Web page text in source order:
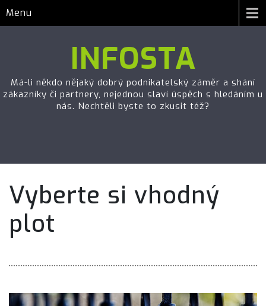
Menu
INFOSTA
Má-li někdo nějaký dobrý podnikatelský záměr a shání
zákazníky či partnery, nejednou slaví úspěch s hledáním u
nás. Nechtěli byste to zkusit též?
Vyberte si vhodný
plot